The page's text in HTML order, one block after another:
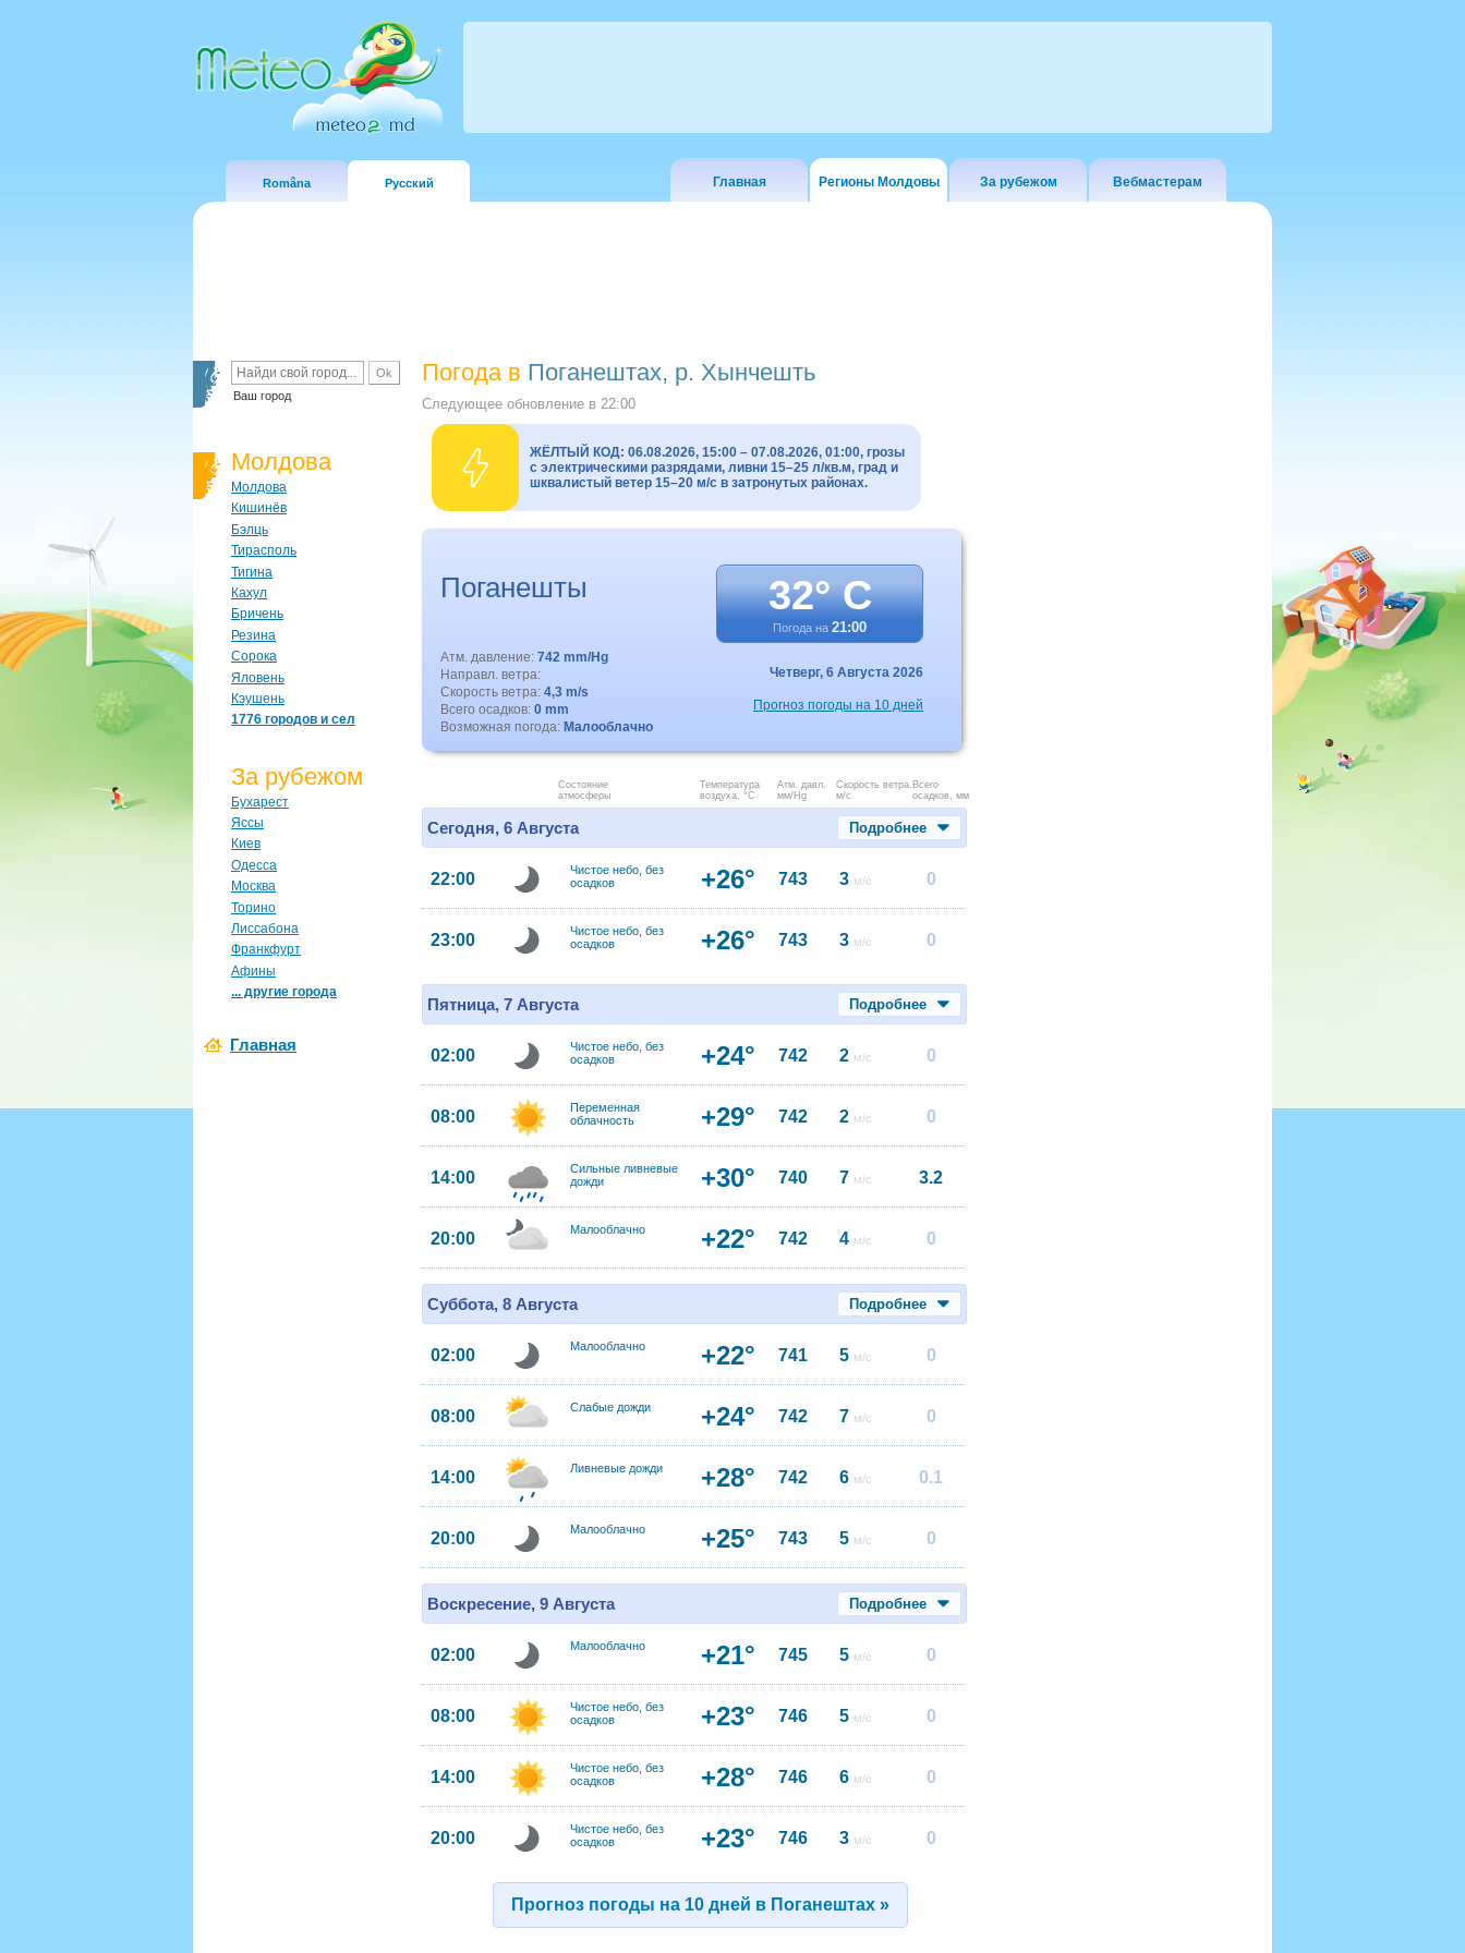
Româna Русский Главная Регионы Молдовы За рубежом Вебмастерам
Ваш город
Молдова
Молдова
Кишинёв
Бэлць
Тирасполь
Тигина
Кахул
Бричень
Резина
Сорока
Яловень
Кэушень
1776 городов и сел
За рубежом
Бухарест
Яссы
Киев
Одесса
Москва
Торино
Лиссабона
Франкфурт
Афины
... другие города
Главная
Погода в Поганештах, р. Хынчешть
Следующее обновление в 22:00
ЖЁЛТЫЙ КОД: 06.08.2026, 15:00 – 07.08.2026, 01:00, грозы
с электрическими разрядами, ливни 15–25 л/кв.м, град и
шквалистый ветер 15–20 м/с в затронутых районах.
Поганешты 32° C
Погода на 21:00
Атм. давление: 742 mm/Hg
Направл. ветра:
Скорость ветра: 4,3 m/s
Всего осадков: 0 mm
Возможная погода: Малооблачно
Четверг, 6 Августа 2026
Прогноз погоды на 10 дней
Состояние
атмосферы
Температура
воздуха, °C
Атм. давл.
мм/Hg
Скорость ветра.
м/с
Всего
осадков, мм
Сегодня, 6 Августа Подробнее
22:00
Чистое небо, без
осадков
+26° 743 3 м/с 0
23:00
Чистое небо, без
осадков
+26° 743 3 м/с 0
Пятница, 7 Августа Подробнее
02:00
Чистое небо, без
осадков
+24° 742 2 м/с 0
08:00
Переменная
облачность
+29° 742 2 м/с 0
14:00
Сильные ливневые
дожди
+30° 740 7 м/с 3.2
20:00 Малооблачно +22° 742 4 м/с 0
Суббота, 8 Августа Подробнее
02:00 Малооблачно +22° 741 5 м/с 0
08:00 Слабые дожди +24° 742 7 м/с 0
14:00 Ливневые дожди +28° 742 6 м/с 0.1
20:00 Малооблачно +25° 743 5 м/с 0
Воскресение, 9 Августа Подробнее
02:00 Малооблачно +21° 745 5 м/с 0
08:00
Чистое небо, без
осадков
+23° 746 5 м/с 0
14:00
Чистое небо, без
осадков
+28° 746 6 м/с 0
20:00
Чистое небо, без
осадков
+23° 746 3 м/с 0
Прогноз погоды на 10 дней в Поганештах »